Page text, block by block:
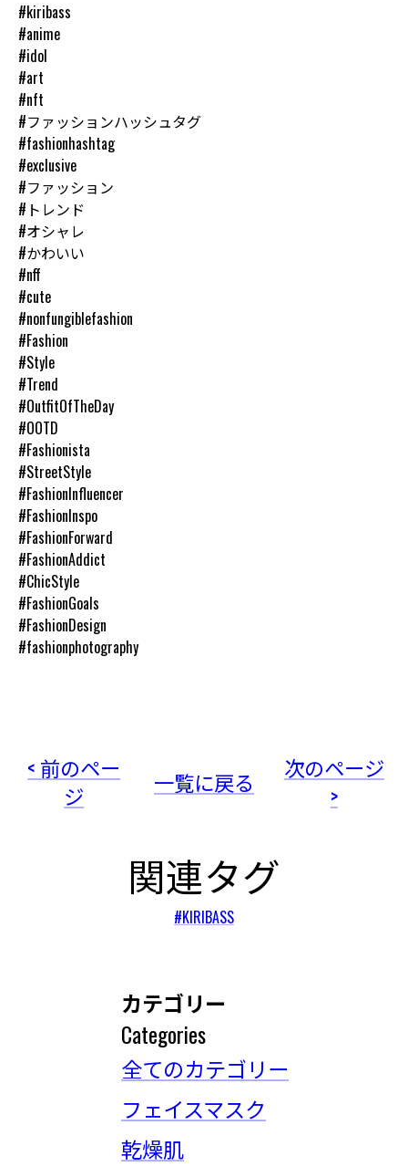
#kiribass
#anime
#idol
#art
#nft
#ファッションハッシュタグ
#fashionhashtag
#exclusive
#ファッション
#トレンド
#オシャレ
#かわいい
#nff
#cute
#nonfungiblefashion
#Fashion
#Style
#Trend
#OutfitOfTheDay
#OOTD
#Fashionista
#StreetStyle
#FashionInfluencer
#FashionInspo
#FashionForward
#FashionAddict
#ChicStyle
#FashionGoals
#FashionDesign
#fashionphotography
< 前のペー
ジ
一覧に戻る
次のページ
>
関連タグ
#KIRIBASS
カテゴリー
Categories
全てのカテゴリー
フェイスマスク
乾燥肌